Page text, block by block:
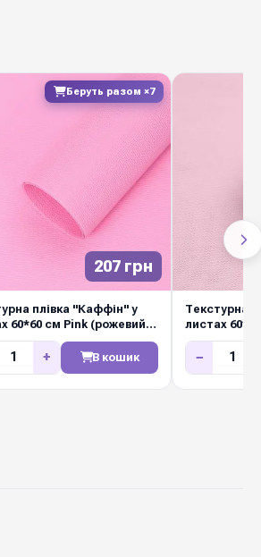
оновленням колекцій — у
флористичних салонів і
207 грн
Беруть разом ×7
плівка "Каффін" у
60*60 см Pink (рожевий)
упак)
+ В кошик
Текстурна
листах
(20шт/упак)
−